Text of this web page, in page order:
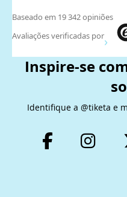
Baseado em 19 342opiniões
Avaliações verificadas por
Inspire-se
Identifique a @tiketa e